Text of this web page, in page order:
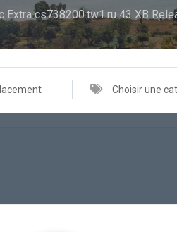
Extra cs738200.tw1.ru 43 XB
Choisir une